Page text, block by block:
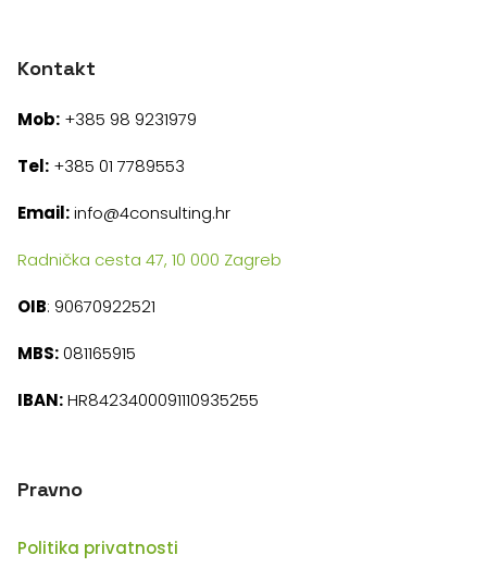
Kontakt
Mob: +385 98 9231979
Tel: +385 01 7789553
Email:info@4consulting.hr
Radnička cesta 47, 10 000 Zagreb
OIB: 90670922521
MBS:081165915
IBAN:HR8423400091110935255
Pravno
Politika privatnosti